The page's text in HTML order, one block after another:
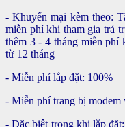
- Khuyến mại kèm theo:
miễn phí khi tham gia trả
thêm 3 - 4 tháng miễn phí
từ 12 tháng
- Miễn phí lắp đặt: 100%
- Miễn phí trang bị modem
- Đặc biệt trong khi lắp